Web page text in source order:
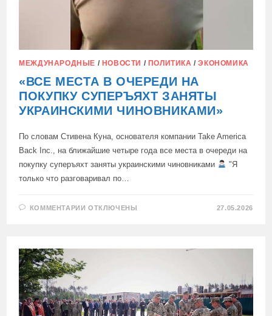
МЕЖДУНАРОДНЫЕ / НОВОСТИ / ПОЛИТИКА /ЭКОНОМИКА
«ВСЕ МЕСТА В ОЧЕРЕДИ НА
ПОКУПКУ СУПЕРЪЯХТ ЗАНЯТЫ
УКРАИНСКИМИ ЧИНОВНИКАМИ»
По словам Стивена Куна, основателя компании Take America
Back Inc., на ближайшие четыре года все места в очереди на
покупку суперъяхт заняты украинскими чиновниками
"Я
только что разговаривал по…
КОММЕНТАРИИ К
ОЧЕРЕДИ
ПОКУПКУ
УКРАИНСКИМИ
ЧИНОВНИКАМИ»
ОТКЛЮЧЕНЫ 27.05.2026